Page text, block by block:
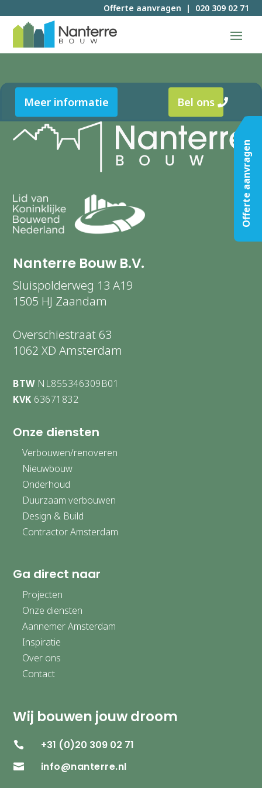
Offerte aanvragen | 020 309 02 71
Meer informatie Bel ons
Nanterre Bouw B.V.
Sluispolderweg 13 A19
1505 HJ Zaandam
Overschiestraat 63
1062 XD Amsterdam
BTWNL855346309B01
KVK 63671832
Onze diensten
Verbouwen/renoveren
Nieuwbouw
Onderhoud
Duurzaam verbouwen
Design & Build
Contractor Amsterdam
Ga direct naar
Projecten
Onze diensten
Aannemer Amsterdam
Inspiratie
Over ons
Contact
Wij bouwen jouw droom
 +31 (0)20 309 02 71
 info@nanterre.nl
Offerte aanvragen